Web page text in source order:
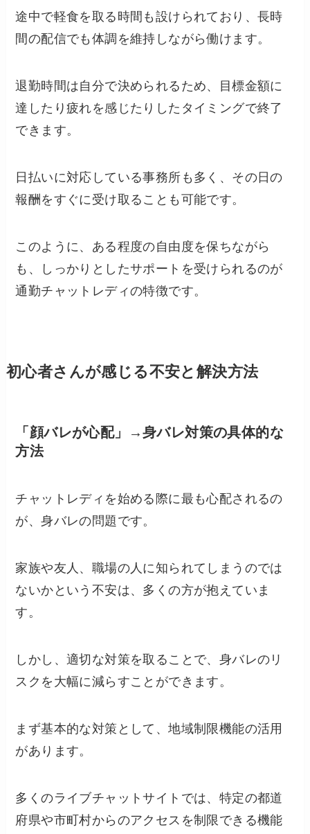
途中で軽食を取る時間も設けられており、長時
間の配信でも体調を維持しながら働けます。
退勤時間は自分で決められるため、目標金額に
達したり疲れを感じたりしたタイミングで終了
できます。
日払いに対応している事務所も多く、その日の
報酬をすぐに受け取ることも可能です。
このように、ある程度の自由度を保ちながら
も、しっかりとしたサポートを受けられるのが
通勤チャットレディの特徴です。
初心者さんが感じる不安と解決方法
「顔バレが心配」→身バレ対策の具体的な
方法
チャットレディを始める際に最も心配されるの
が、身バレの問題です。
家族や友人、職場の人に知られてしまうのでは
ないかという不安は、多くの方が抱えていま
す。
しかし、適切な対策を取ることで、身バレのリ
スクを大幅に減らすことができます。
まず基本的な対策として、地域制限機能の活用
があります。
多くのライブチャットサイトでは、特定の都道
府県や市町村からのアクセスを制限できる機能